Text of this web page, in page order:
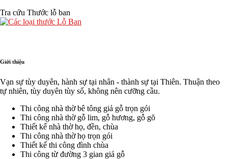
Đồn
–
Quảng
Bình
giữa
nhà
gia
đình
tại
Vân
Tra cứu Thước lỗ ban
Giới thiệu
Vạn sự tùy duyên, hành sự tại nhân - thành sự tại Thiên. Thuận theo
tự nhiên, tùy duyên tùy số, không nên cưỡng cầu.
Thi công nhà thờ bê tông giả gỗ trọn gói
Thi công nhà thờ gỗ lim, gỗ hương, gỗ gõ
Thiết kế nhà thờ họ, đền, chùa
Thi công nhà thờ họ trọn gói
Thiết kế thi công đình chùa
Thi công từ đường 3 gian giả gỗ